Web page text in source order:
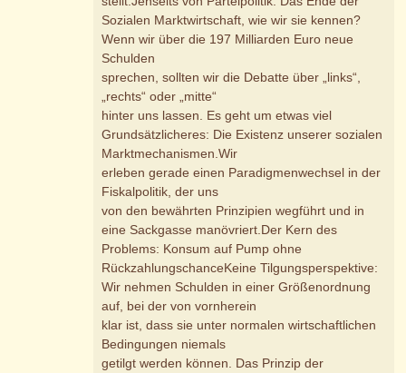
Sozialen Marktwirtschaft, wie wir sie kennen?
Wenn wir über die 197 Milliarden Euro neue
Schulden
sprechen, sollten wir die Debatte über „links“,
„rechts“ oder „mitte“
hinter uns lassen. Es geht um etwas viel
Grundsätzlicheres: Die Existenz unserer sozialen
Marktmechanismen.Wir
erleben gerade einen Paradigmenwechsel in der
Fiskalpolitik, der uns
von den bewährten Prinzipien wegführt und in
eine Sackgasse manövriert.Der Kern des
Problems: Konsum auf Pump ohne
RückzahlungschanceKeine Tilgungsperspektive:
Wir nehmen Schulden in einer Größenordnung
auf, bei der von vornherein
klar ist, dass sie unter normalen wirtschaftlichen
Bedingungen niemals
getilgt werden können. Das Prinzip der